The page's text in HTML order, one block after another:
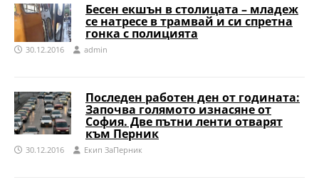
Бесен екшън в столицата – младеж
се натресе в трамвай и си спретна
гонка с полицията
30.12.2016 admin
Последен работен ден от годината:
Започва голямото изнасяне от
София. Две пътни ленти отварят
към Перник
30.12.2016 Eкип ЗаПерник